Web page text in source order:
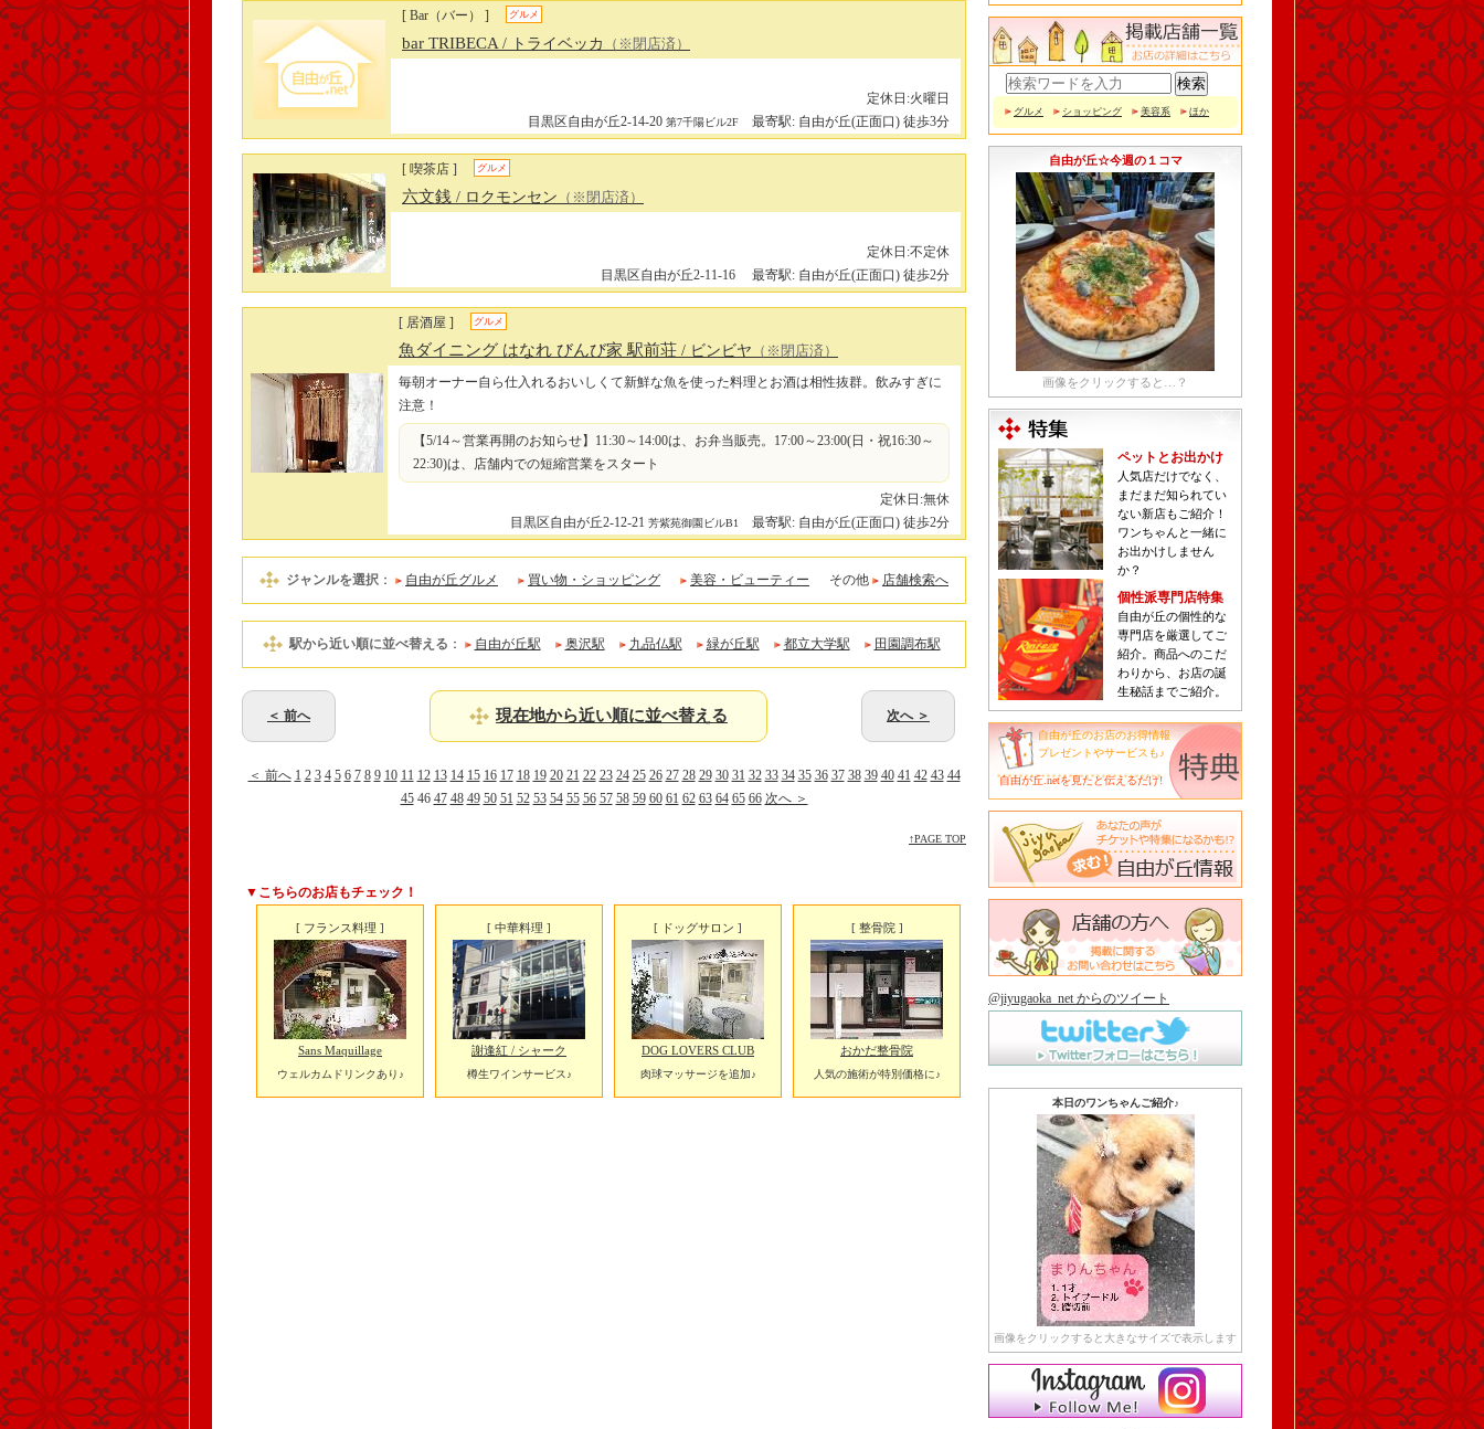
[ Bar（バー） ] グルメ
bar TRIBECA / トライベッカ （※閉店済）
定休日:火曜日
目黒区自由が丘2-14-20 第7千陽ビル2F 最寄駅: 自由が丘(正面口) 徒歩3分
[ 喫茶店 ] グルメ
六文銭 / ロクモンセン （※閉店済）
定休日:不定休
目黒区自由が丘2-11-16
最寄駅: 自由が丘(正面口) 徒歩2分
[ 居酒屋 ] グルメ
魚ダイニング はなれ びんび家 駅前荘 / ビンビヤ （※閉店済）
毎朝オーナー自ら仕入れるおいしくて新鮮な魚を使った料理とお酒は相性抜群。飲みすぎに
注意！
【5/14～営業再開のお知らせ】11:30～14:00は、お弁当販売。17:00～23:00(日・祝16:30～
22:30)は、店舗内での短縮営業をスタート
定休日:無休
目黒区自由が丘2-12-21 芳紫苑御園ビルB1 最寄駅: 自由が丘(正面口) 徒歩2分
ジャンルを選択 ： 自由が丘グルメ 買い物・ショッピング 美容・ビューティー その他 店舗検索へ
駅から近い順に並べ替える ： 自由が丘駅 奥沢駅 九品仏駅 緑が丘駅 都立大学駅 田園調布駅
＜ 前へ 現在地から近い順に並べ替える 次へ ＞
＜ 前へ 1 2 3 4 5 6 7 8 9 10 11 12 13 14 15 16 17 18 19 20 21 22 23 24 25 26 27 28 29 30 31 32 33 34 35 36 37 38 39 40 41 42 43 44
45 46 47 48 49 50 51 52 53 54 55 56 57 58 59 60 61 62 63 64 65 66 次へ ＞
↑PAGE TOP
▼こちらのお店もチェック！
[ フランス料理 ]
Sans Maquillage
ウェルカムドリンクあり♪
[ 中華料理 ]
謝逢紅 / シャーク
樽生ワインサービス♪
[ ドッグサロン ]
DOG LOVERS CLUB
肉球マッサージを追加♪
[ 整骨院 ]
おかだ整骨院
人気の施術が特別価格に♪
冷え性改善協会 ICITO
【 よもぎ蒸しやリラクゼーション専門の
顧問契約 】 冷え性改善協会は、小規模の
エステサロン、リ..
グルメ ショッピング 美容系 ほか
自由が丘☆今週の１コマ
画像をクリックすると…？
ペットとお出かけ
人気店だけでなく、
まだまだ知られてい
ない新店もご紹介！
ワンちゃんと一緒に
お出かけしません
か？
個性派専門店特集
自由が丘の個性的な
専門店を厳選してご
紹介。商品へのこだ
わりから、お店の誕
生秘話までご紹介。
自由が丘のお店のお得情報
プレゼントやサービスも♪
自由が丘.netを見たと伝えるだけ!
@jiyugaoka_net からのツイート
本日のワンちゃんご紹介♪
画像をクリックすると大きなサイズで表示します